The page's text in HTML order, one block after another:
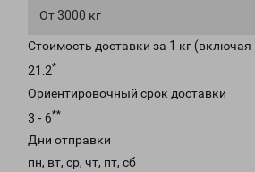
От 3000 кг
Стоимость доставки за 1 кг
21.2*
Ориентировочный срок доставки
3 - 6**
Дни отправки
пн, вт, ср, чт, пт, сб